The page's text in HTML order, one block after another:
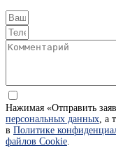
Нажимая «Отправить
персональных данных, а
в Политике
файлов Cookie.